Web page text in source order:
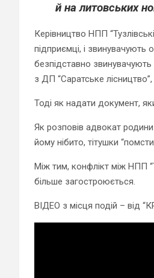
й на литовських
Керівництво НПП
підприємці, і звинувачують
безпідставно
з ДП “Саратське
Тоді як надати документ,
Як розповів адвокат
йому нібито, тітушки
Між тим, конфлікт між НПП
більше загостроюється.
ВІДЕО з місця подій – від